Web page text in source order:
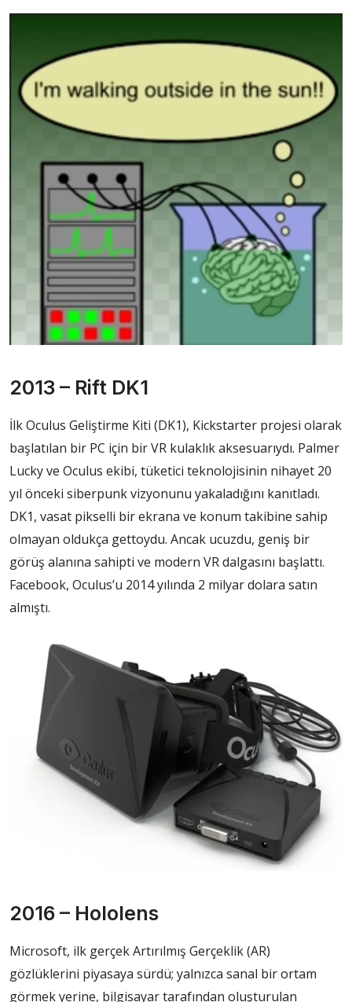
2013 – Rift DK1
İlk Oculus Geliştirme Kiti (DK1), Kickstarter projesi olarak
başlatılan bir PC için bir VR kulaklık aksesuarıydı. Palmer
Lucky ve Oculus ekibi, tüketici teknolojisinin nihayet 20
yıl önceki siberpunk vizyonunu yakaladığını kanıtladı.
DK1, vasat pikselli bir ekrana ve konum takibine sahip
olmayan oldukça gettoydu. Ancak ucuzdu, geniş bir
görüş alanına sahipti ve modern VR dalgasını başlattı.
Facebook, Oculus’u 2014 yılında 2 milyar dolara satın
almıştı.
2016 – Hololens
Microsoft, ilk gerçek Artırılmış Gerçeklik (AR)
gözlüklerini piyasaya sürdü; yalnızca sanal bir ortam
görmek yerine, bilgisayar tarafından oluşturulan